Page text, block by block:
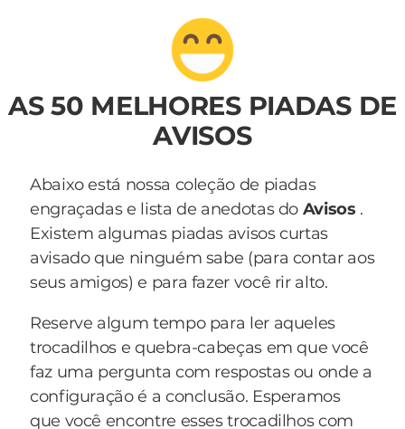
AS 50 MELHORES PIADAS DE
AVISOS
Abaixo está nossa coleção de piadas
engraçadas e lista de anedotas do Avisos .
Existem algumas piadas avisos curtas
avisado que ninguém sabe (para contar aos
seus amigos) e para fazer você rir alto.
Reserve algum tempo para ler aqueles
trocadilhos e quebra-cabeças em que você
faz uma pergunta com respostas ou onde a
configuração é a conclusão. Esperamos
que você encontre esses trocadilhos com